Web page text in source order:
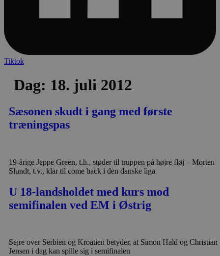
Tiktok
Dag: 18. juli 2012
Sæsonen skudt i gang med første
træningspas
19-årige Jeppe Green, t.h., støder til truppen på højre fløj – Morten
Slundt, t.v., klar til come back i den danske liga
U 18-landsholdet med kurs mod
semifinalen ved EM i Østrig
Sejre over Serbien og Kroatien betyder, at Simon Hald og Christian
Jensen i dag kan spille sig i semifinalen